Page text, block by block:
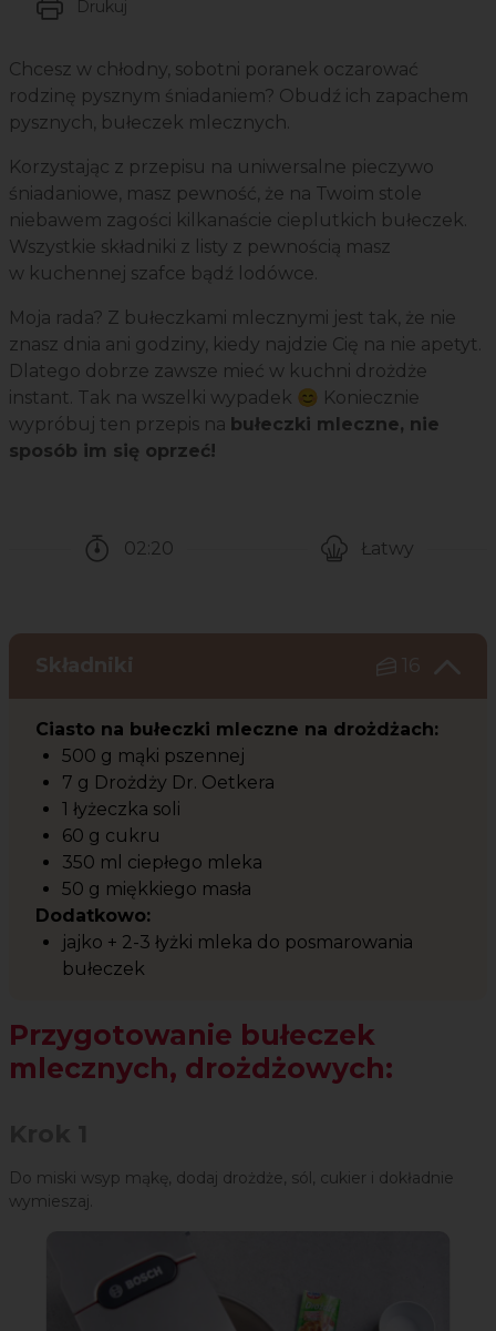
Drukuj
Chcesz w chłodny, sobotni poranek oczarować
rodzinę pysznym śniadaniem? Obudź ich zapachem
pysznych, bułeczek mlecznych.
Korzystając z przepisu na uniwersalne pieczywo
śniadaniowe, masz pewność, że na Twoim stole
niebawem zagości kilkanaście cieplutkich bułeczek.
Wszystkie składniki z listy z pewnością masz
w kuchennej szafce bądź lodówce.
Moja rada? Z bułeczkami mlecznymi jest tak, że nie
znasz dnia ani godziny, kiedy najdzie Cię na nie apetyt.
Dlatego dobrze zawsze mieć w kuchni drożdże
instant. Tak na wszelki wypadek 😊 Koniecznie
wypróbuj ten przepis na bułeczki mleczne, nie
sposób im się oprzeć!
02:20
Łatwy
Składniki 16
Ciasto na bułeczki mleczne na drożdżach:
500 g mąki pszennej
7 g Drożdży Dr. Oetkera
1 łyżeczka soli
60 g cukru
350 ml ciepłego mleka
50 g miękkiego masła
Dodatkowo:
jajko + 2-3 łyżki mleka do posmarowania
bułeczek
Przygotowanie bułeczek
mlecznych, drożdżowych:
Do miski wsyp mąkę, dodaj drożdże, sól, cukier i dokładnie
wymieszaj.